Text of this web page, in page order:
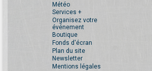
Météo
Services +
Organisez votre
événement
Boutique
Fonds d'écran
Plan du site
Newsletter
Mentions légales